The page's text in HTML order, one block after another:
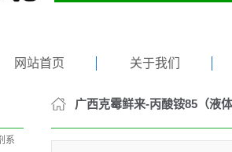
网站首页 关于我们
系
广西克霉鲜来-丙酸铵85（液体